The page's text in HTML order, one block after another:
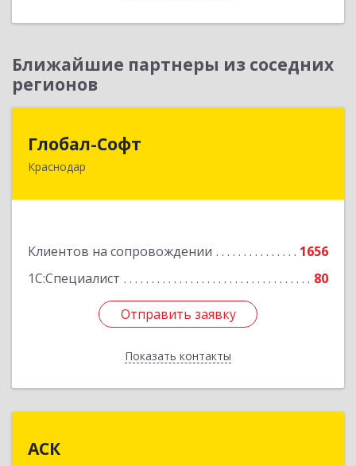
Ближайшие партнеры из соседних
регионов
Глобал-Софт
Краснодар
Клиентов на сопровождении
1656
1С:Специалист
80
Отправить заявку
Показать контакты
350018, Краснодарский край, Краснодар г,
Отправить заявку
Назад
АСК